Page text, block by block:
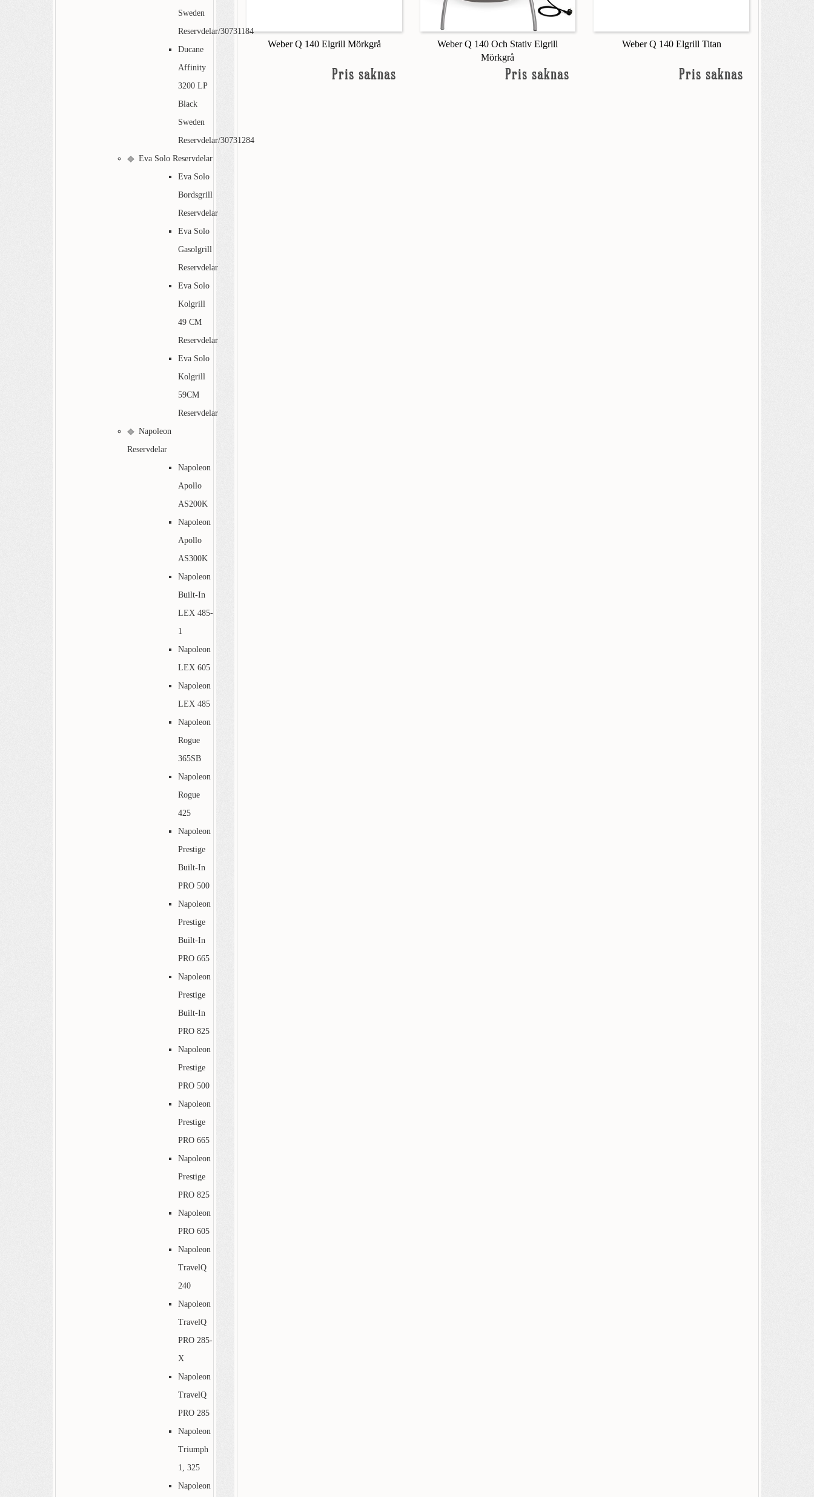
Weber Q 140 Elgrill Mörkgrå
Pris saknas
Weber Q 140 Och Stativ Elgrill
Mörkgrå
Pris saknas
Weber Q 140 Elgrill Titan
Pris saknas
Sweden
Reservdelar/30731184
Ducane
Affinity
3200 LP
Black
Sweden
Reservdelar/30731284
Eva Solo Reservdelar
Eva Solo
Bordsgrill
Reservdelar
Eva Solo
Gasolgrill
Reservdelar
Eva Solo
Kolgrill
49 CM
Reservdelar
Eva Solo
Kolgrill
59CM
Reservdelar
Napoleon
Reservdelar
Napoleon
Apollo
AS200K
Napoleon
Apollo
AS300K
Napoleon
Built-In
LEX 485-
1
Napoleon
LEX 605
Napoleon
LEX 485
Napoleon
Rogue
365SB
Napoleon
Rogue
425
Napoleon
Prestige
Built-In
PRO 500
Napoleon
Prestige
Built-In
PRO 665
Napoleon
Prestige
Built-In
PRO 825
Napoleon
Prestige
PRO 500
Napoleon
Prestige
PRO 665
Napoleon
Prestige
PRO 825
Napoleon
PRO 605
Napoleon
TravelQ
240
Napoleon
TravelQ
PRO 285-
X
Napoleon
TravelQ
PRO 285
Napoleon
Triumph
1, 325
Napoleon